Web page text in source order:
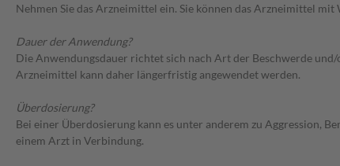
Nehmen Sie das Arzneimittel ein. Sie können das Arzneimittel mit
Dauer der Anwendung?
Die Anwendungsdauer richtet sich nach Art der Beschwerde
Arzneimittel kann daher längerfristig angewendet werden.
Überdosierung?
Bei einer Überdosierung kann es unter anderem zu Aggression,
einem Arzt in Verbindung.